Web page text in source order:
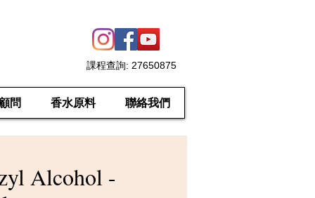
課程查詢: 27650875
問 香水原料 聯絡我們
Alcohol -